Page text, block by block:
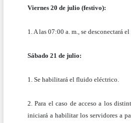
Viernes 20 de julio (festivo):
1. A las 07:00 a. m., se desconectará
Sábado 21 de julio:
1. Se habilitará el fluido eléctrico.
2. Para el caso de acceso a los
iniciará a habilitar los servidores a